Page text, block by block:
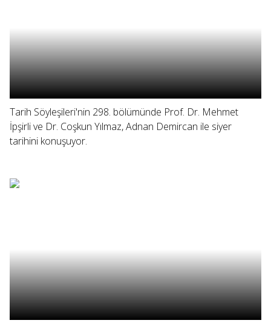
Tarih Söyleşileri'nin 298. bölümünde Prof. Dr. Mehmet
İpşirli ve Dr. Coşkun Yılmaz, Adnan Demircan ile siyer
tarihini konuşuyor.